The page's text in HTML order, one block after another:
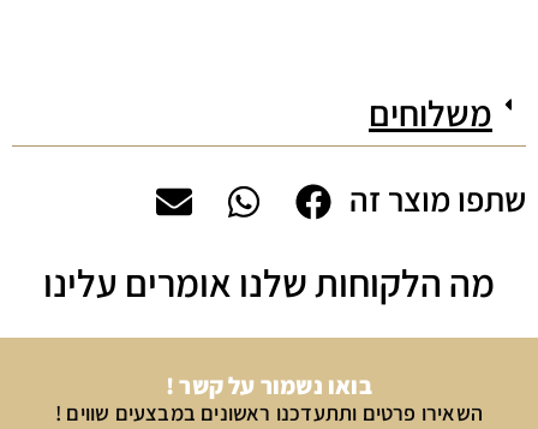
משלוחים
שתפו מוצר זה
מה הלקוחות שלנו אומרים עלינו
בואו נשמור על קשר !
השאירו פרטים ותתעדכנו ראשונים במבצעים שווים !